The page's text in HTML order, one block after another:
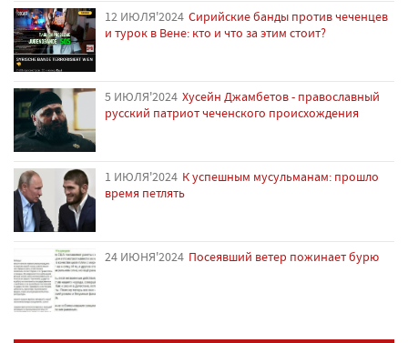
12 ИЮЛЯ'2024 Сирийские банды против чеченцев
и турок в Вене: кто и что за этим стоит?
5 ИЮЛЯ'2024 Хусейн Джамбетов - православный
русский патриот чеченского происхождения
1 ИЮЛЯ'2024 К успешным мусульманам: прошло
время петлять
24 ИЮНЯ'2024 Посеявший ветер пожинает бурю